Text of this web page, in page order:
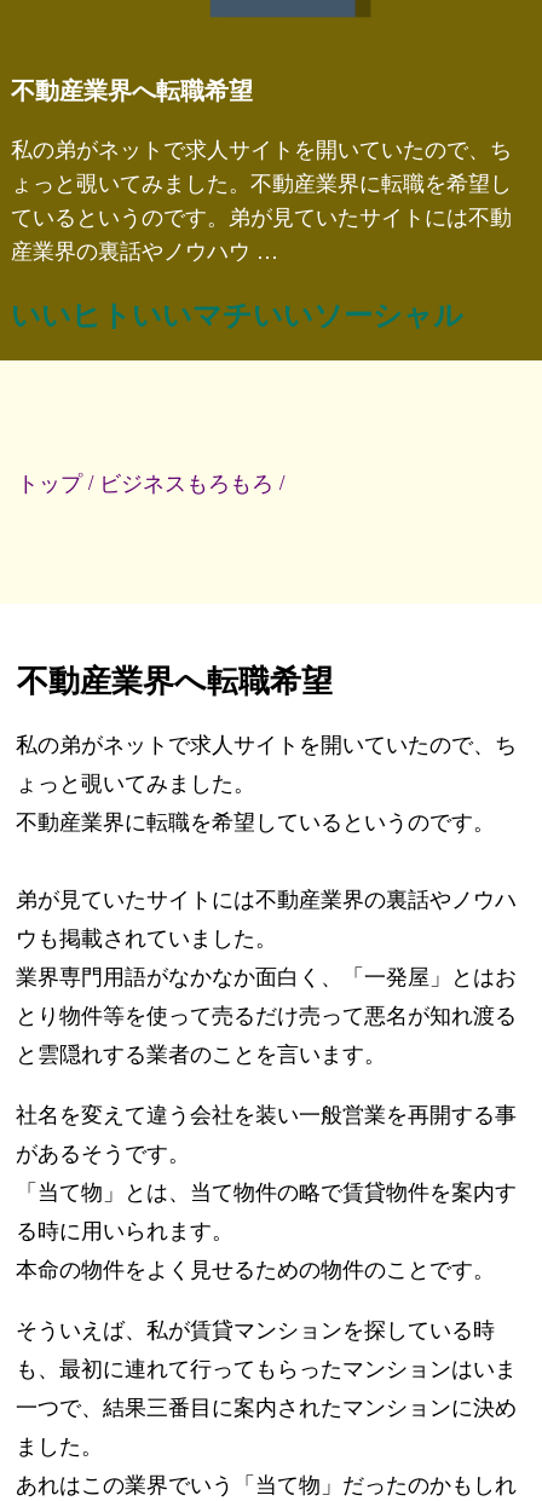
不動産業界へ転職希望
私の弟がネットで求人サイトを開いていたので、ち
ょっと覗いてみました。不動産業界に転職を希望し
ているというのです。弟が見ていたサイトには不動
産業界の裏話やノウハウ …
いいヒトいいマチいいソーシャル
不動産業界へ転職希望
私の弟がネットで求人サイトを開いていたので、ち
ょっと覗いてみました。
不動産業界に転職を希望しているというのです。
弟が見ていたサイトには不動産業界の裏話やノウハ
ウも掲載されていました。
業界専門用語がなかなか面白く、「一発屋」とはお
とり物件等を使って売るだけ売って悪名が知れ渡る
と雲隠れする業者のことを言います。
社名を変えて違う会社を装い一般営業を再開する事
があるそうです。
「当て物」とは、当て物件の略で賃貸物件を案内す
る時に用いられます。
本命の物件をよく見せるための物件のことです。
そういえば、私が賃貸マンションを探している時
も、最初に連れて行ってもらったマンションはいま
一つで、結果三番目に案内されたマンションに決め
ました。
あれはこの業界でいう「当て物」だったのかもしれ
トップ / ビジネスもろもろ /